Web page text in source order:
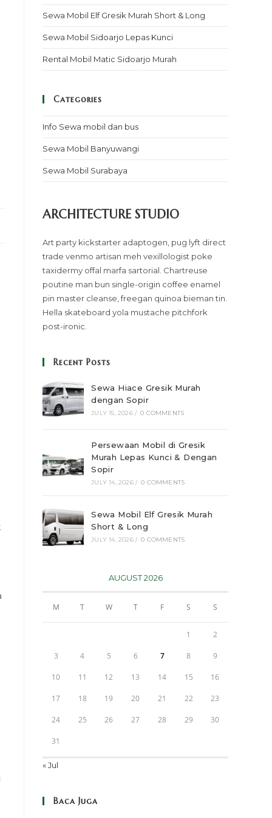
Sewa Mobil Elf Gresik Murah Short & Long
Sewa Mobil Sidoarjo Lepas Kunci
Rental Mobil Matic Sidoarjo Murah
Categories
Info Sewa mobil dan bus
Sewa Mobil Banyuwangi
Sewa Mobil Surabaya
ARCHITECTURE STUDIO
Art party kickstarter adaptogen, pug lyft direct
trade venmo artisan meh vexillologist poke
taxidermy offal marfa sartorial. Chartreuse
poutine man bun single-origin coffee enamel
pin master cleanse, freegan quinoa bieman tin.
Hella skateboard yola mustache pitchfork
post-ironic.
Recent Posts
Sewa Hiace Gresik Murah
dengan Sopir
JULY 15, 2026 / 0 COMMENTS
Persewaan Mobil di Gresik
Murah Lepas Kunci & Dengan
Sopir
JULY 14, 2026 / 0 COMMENTS
Sewa Mobil Elf Gresik Murah
Short & Long
JULY 14, 2026 / 0 COMMENTS
AUGUST 2026
M T W T F S S
1 2
3 4 5 6 7 8 9
10 11 12 13 14 15 16
17 18 19 20 21 22 23
24 25 26 27 28 29 30
31
« Jul
Baca Juga